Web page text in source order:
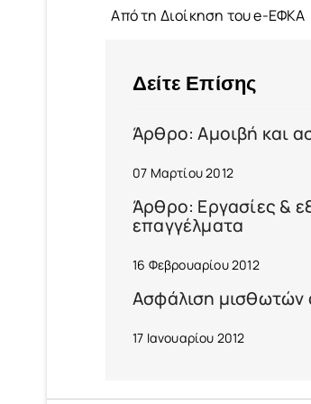
Από τη Διοίκηση του e-ΕΦΚΑ
Δείτε Επίσης
Άρθρο: Αμοιβή και
07 Μαρτίου 2012
Άρθρο: Εργασίες &
επαγγέλματα
16 Φεβρουαρίου 2012
Ασφάλιση μισθωτών
17 Ιανουαρίου 2012